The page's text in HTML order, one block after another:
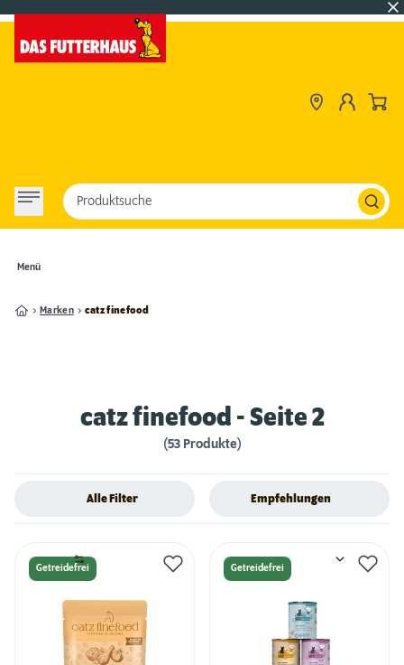
Menü
Produktsuche
Marken catz finefood
catz finefood - Seite 2
(53 Produkte)
Alle Filter Empfehlungen
Getreidefrei Getreidefrei